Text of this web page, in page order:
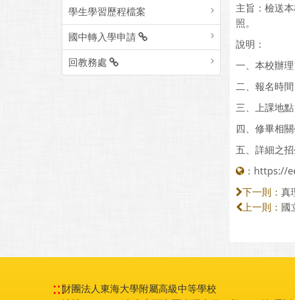
學生學習歷程檔案
國中轉入學申請
回教務處
主旨：檢送
照。
說明：
一、本校辦
二、報名時
三、上課地
四、修畢相
五、詳細之
： https://
下一則： 真
上一則： 國
:::財團法人東海大學附屬高級中等學校